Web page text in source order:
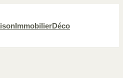
ImmobilierDéco